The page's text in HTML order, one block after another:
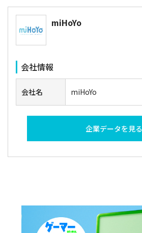
miHoYo
会社情報
会社名 miHoYo
企業データを見る